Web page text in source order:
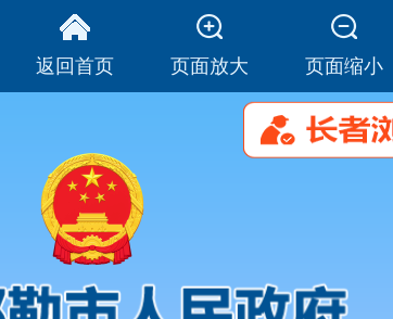
返回首页 页面放大 页面缩小